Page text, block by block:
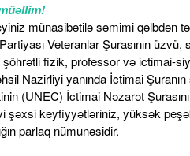
münasibətilə səmimi qəlbdən
Veteranlar Şurasının
şöhrətli fizik, professor və ictimai-
Nazirliyi yanında İctimai
(UNEC) İctimai Nəzarət
şəxsi keyfiyyətləriniz, yüksək
parlaq nümunəsidir.